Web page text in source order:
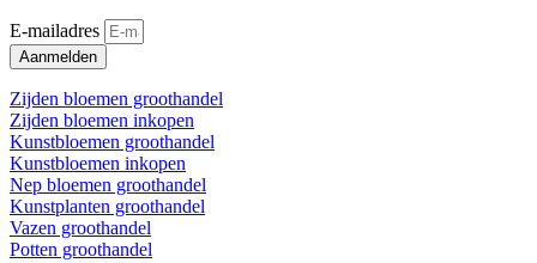
E-mailadres
Aanmelden
Zijden bloemen groothandel
Zijden bloemen inkopen
Kunstbloemen groothandel
Kunstbloemen inkopen
Nep bloemen groothandel
Kunstplanten groothandel
Vazen groothandel
Potten groothandel